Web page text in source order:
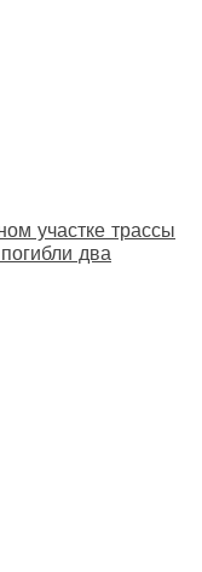
участке трассы
два